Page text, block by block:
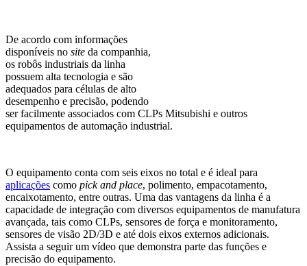
De acordo com informações
disponíveis no site da companhia,
os robôs industriais da linha
possuem alta tecnologia e são
adequados para células de alto
desempenho e precisão, podendo
ser facilmente associados com CLPs Mitsubishi e outros
equipamentos de automação industrial.
O equipamento conta com seis eixos no total e é ideal para
aplicações como pick and place, polimento, empacotamento,
encaixotamento, entre outras. Uma das vantagens da linha é a
capacidade de integração com diversos equipamentos de manufatura
avançada, tais como CLPs, sensores de força e monitoramento,
sensores de visão 2D/3D e até dois eixos externos adicionais.
Assista a seguir um vídeo que demonstra parte das funções e
precisão do equipamento.